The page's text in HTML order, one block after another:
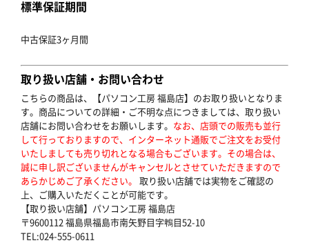
標準保証期間
中古保証3ヶ月間
取り扱い店舗・お問い合わせ
こちらの商品は、【パソコン工房 福島店】のお取り扱いとなりま
す。商品についての詳細・ご不明な点につきましては、取り扱い
店舗にお問い合わせをお願いします。 なお、店頭での販売も並行
して行っておりますので、インターネット通販でご注文をお受付
いたしましても売り切れとなる場合もございます。その場合は、
誠に申し訳ございませんがキャンセルとさせていただきますので
あらかじめご了承ください。 取り扱い店舗では実物をご確認の
上、ご購入いただくことが可能です。
【取り扱い店舗】パソコン工房 福島店
〒9600112 福島県福島市南矢野目字鵯目52-10
TEL:024-555-0611